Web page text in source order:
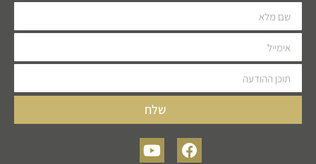
שלח